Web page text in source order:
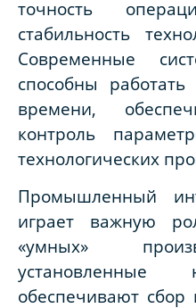
точность
стабильность
Современные
способны
времени,
контроль
технологических
Промышленный
играет важную
«умных»
установленные
обеспечивают